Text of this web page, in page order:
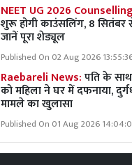
NEET UG 2026
शुरू होगी काउंसलिंग, 8 सितंबर
जानें पूरा शेड्यूल
Published On 02 Aug 2026
Raebareli News:पति के
को महिला ने घर में दफनाया,
मामले का खुलासा
Published On 01 Aug 2026